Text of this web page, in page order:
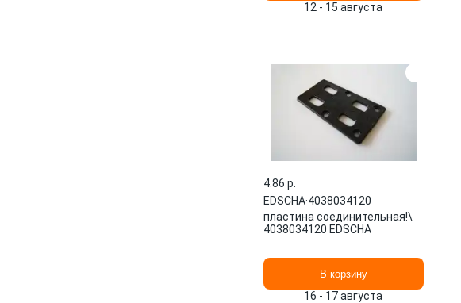
12 - 15 августа
4.86 p.
EDSCHA·4038034120
пластина соединительная!\
4038034120 EDSCHA
В корзину
16 - 17 августа